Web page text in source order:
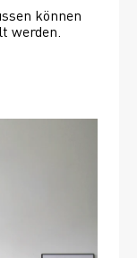
können
werden.